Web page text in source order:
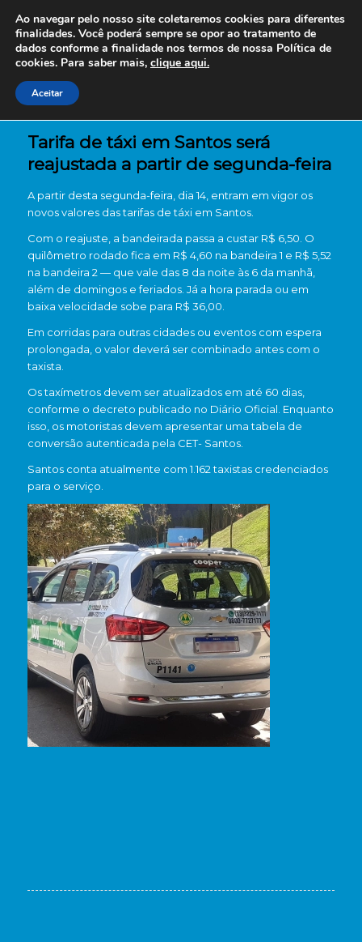
Tarifa de táxi em Santos será
reajustada a partir de segunda-feira
A partir desta segunda-feira, dia 14, entram em vigor os
novos valores das tarifas de táxi em Santos.
Com o reajuste, a bandeirada passa a custar R$ 6,50. O
quilômetro rodado fica em R$ 4,60 na bandeira 1 e R$ 5,52
na bandeira 2 — que vale das 8 da noite às 6 da manhã,
além de domingos e feriados. Já a hora parada ou em
baixa velocidade sobe para R$ 36,00.
Em corridas para outras cidades ou eventos com espera
prolongada, o valor deverá ser combinado antes com o
taxista.
Os taxímetros devem ser atualizados em até 60 dias,
conforme o decreto publicado no Diário Oficial. Enquanto
isso, os motoristas devem apresentar uma tabela de
conversão autenticada pela CET- Santos.
Santos conta atualmente com 1.162 taxistas credenciados
para o serviço.
Ao navegar pelo nosso site coletaremos cookies para diferentes
finalidades. Você poderá sempre se opor ao tratamento de
dados conforme a finalidade nos termos de nossa Política de
cookies. Para saber mais, clique aqui.
Aceitar